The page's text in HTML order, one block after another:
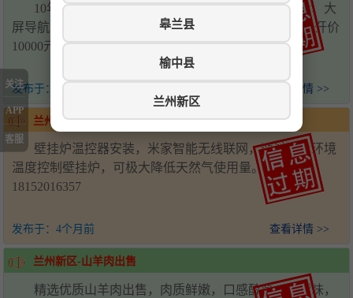
皋兰县
榆中县
兰州新区
10年雷诺进口四驱科雷傲，自动挡，多功能方向盘、大
屏导航、倒车影像、定速巡航、真皮座椅、全景天窗，开价
10000元。电话：18153978652
发布于： 4个月前 查看详情 >>
兰州新区-壁挂炉温控器
壁挂炉温控器安装，米家智能无线联网，通过测量环境
温度控制壁挂炉，可极大降低天然气使用量。电话：
18152016357
发布于： 4个月前 查看详情 >>
兰州新区-山羊肉出售
精选优质山羊肉出售，肉质鲜嫩，口感醇厚，无膻味，
关注
APP
客服